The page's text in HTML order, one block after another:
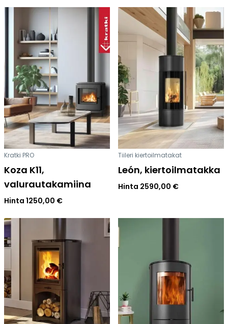
Kratki PRO
Koza K11,
valurautakamiina
Hinta 1250,00 €
Tiileri kiertoilmatakat
León, kiertoilmatakka
Hinta 2590,00 €